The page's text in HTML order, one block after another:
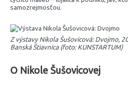
samozrejmosťou.
Z výstavy Nikola Šušovicová: Dvojmo,
Banská Štiavnica (foto: KUNSTARTUM)
O Nikole Šušovicovej